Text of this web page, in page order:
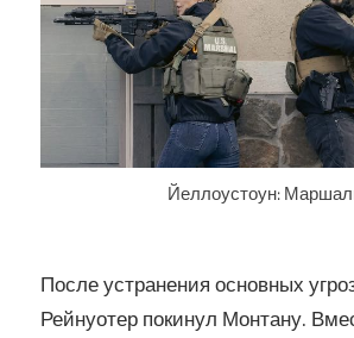
Йеллоустоун:
После устранения основных
Рейнуотер покинул Монтану.